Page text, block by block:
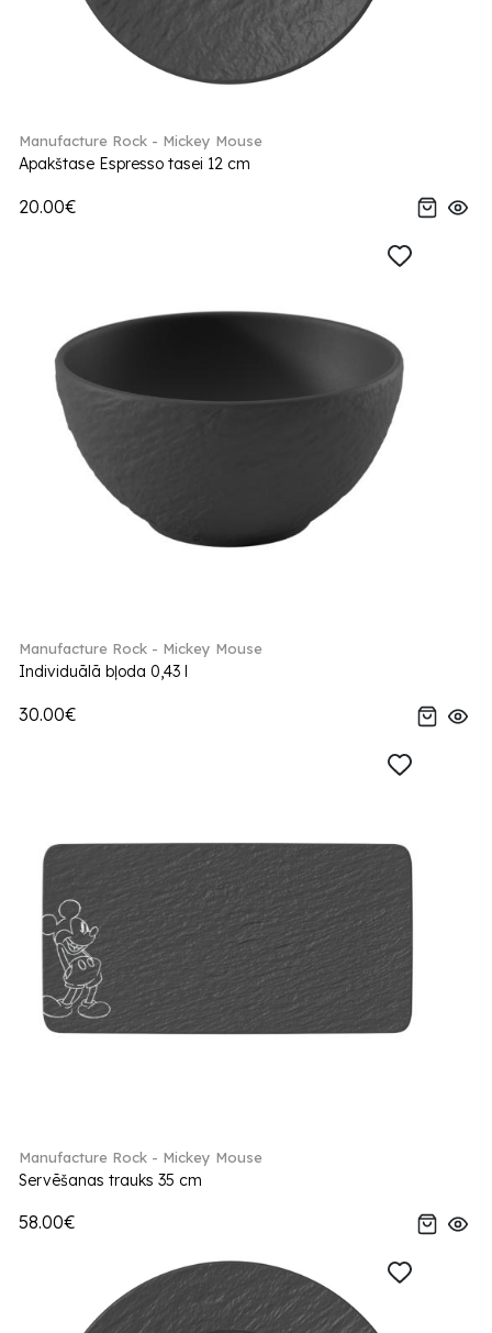
Manufacture Rock - Mickey Mouse
Apakštase Espresso tasei 12 cm
20.00€
Manufacture Rock - Mickey Mouse
Individuālā bļoda 0,43 l
30.00€
Manufacture Rock - Mickey Mouse
Servēšanas trauks 35 cm
58.00€